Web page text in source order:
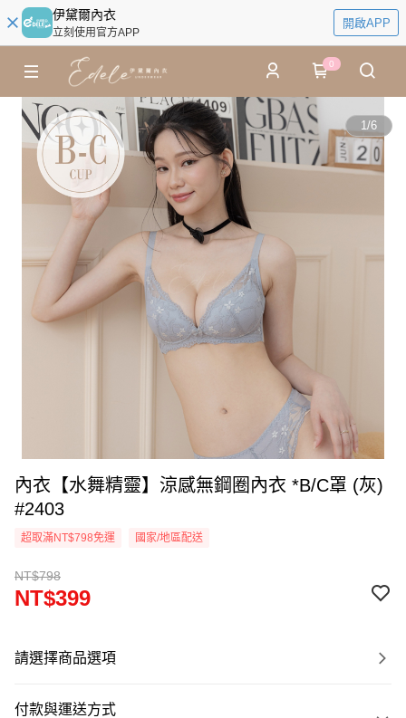
伊黛爾內衣
立刻使用官方APP
開啟APP
0
1/6
內衣【水舞精靈】涼感無鋼圈內衣 *B/C罩 (灰)
#2403
超取滿NT$798免運 國家/地區配送
NT$798
NT$399
請選擇商品選項
付款與運送方式